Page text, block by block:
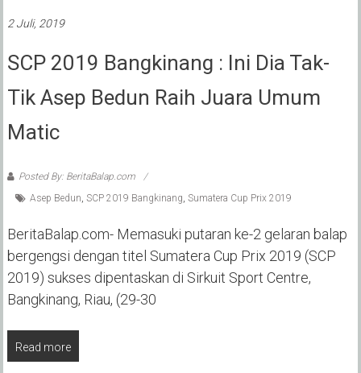
2 Juli, 2019
SCP 2019 Bangkinang : Ini Dia Tak-
Tik Asep Bedun Raih Juara Umum
Matic
Posted By: BeritaBalap.com
Asep Bedun, SCP 2019 Bangkinang, Sumatera Cup Prix 2019
BeritaBalap.com- Memasuki putaran ke-2 gelaran balap
bergengsi dengan titel Sumatera Cup Prix 2019 (SCP
2019) sukses dipentaskan di Sirkuit Sport Centre,
Bangkinang, Riau, (29-30
Read more